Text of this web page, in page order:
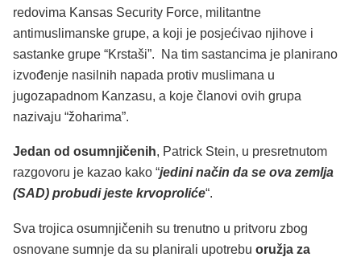
redovima Kansas Security Force, militantne
antimuslimanske grupe, a koji je posjećivao njihove i
sastanke grupe “Krstaši”. Na tim sastancima je planirano
izvođenje nasilnih napada protiv muslimana u
jugozapadnom Kanzasu, a koje članovi ovih grupa
nazivaju “žoharima”.
Jedan od osumnjičenih, Patrick Stein, u presretnutom
razgovoru je kazao kako “jedini način da se ova zemlja
(SAD) probudi jeste krvoproliće“.
Sva trojica osumnjičenih su trenutno u pritvoru zbog
osnovane sumnje da su planirali upotrebu oružja za